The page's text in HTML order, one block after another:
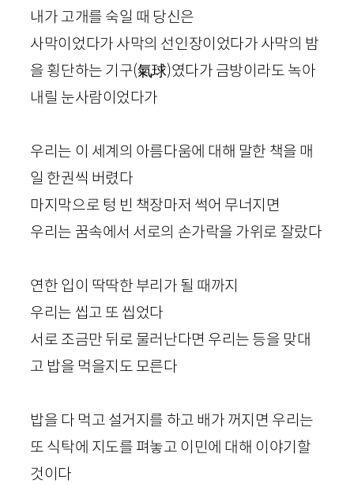
내가 고개를 숙일 때 당신은
사막이었다가 사막의 선인장이었다가 사막의 밤
을 횡단하는 기구(氣球)였다가 금방이라도 녹아
내릴 눈사람이었다가
우리는 이 세계의 아름다움에 대해 말한 책을 매
일 한권씩 버렸다
마지막으로 텅 빈 책장마저 썩어 무너지면
우리는 꿈속에서 서로의 손가락을 가위로 잘랐다
연한 입이 딱딱한 부리가 될 때까지
우리는 씹고 또 씹었다
서로 조금만 뒤로 물러난다면 우리는 등을 맞대
고 밥을 먹을지도 모른다
밥을 다 먹고 설거지를 하고 배가 꺼지면 우리는
또 식탁에 지도를 펴놓고 이민에 대해 이야기할
것이다